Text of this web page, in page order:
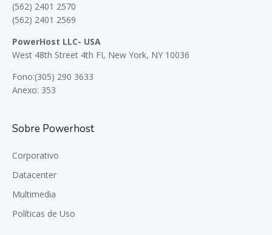
(562) 2401 2570
(562) 2401 2569
PowerHost LLC- USA
West 48th Street 4th FI, New York, NY 10036
Fono:(305) 290 3633
Anexo: 353
Sobre Powerhost
Corporativo
Datacenter
Multimedia
Políticas de Uso